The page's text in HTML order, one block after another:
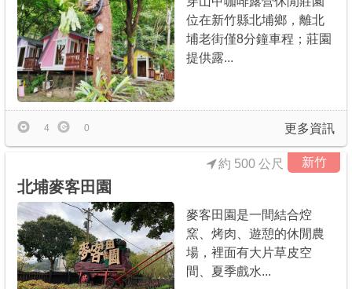
位在新竹縣北埔鄉，離北
埔老街僅8分鐘車程；莊園
提供露...
更多資訊
4 0
新竹
北埔麥客田園
約 500 公尺
麥客田園是一間結合焢
窯、烤肉、遊憩的休閒農
場，裡面有大片草皮空
間、夏季戲水...